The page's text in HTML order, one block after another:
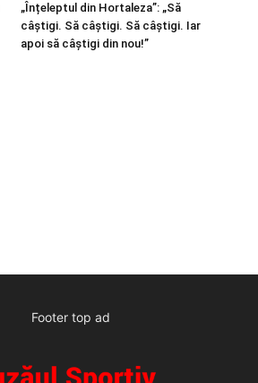
„Înțeleptul din Hortaleza”: „Să
câștigi. Să câștigi. Să câștigi. Iar
apoi să câștigi din nou!”
Footer top ad